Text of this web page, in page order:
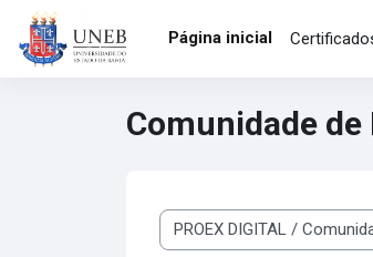
Ir para o conteúdo principal
Página inicial
Comunidade
Categorias de Cursos